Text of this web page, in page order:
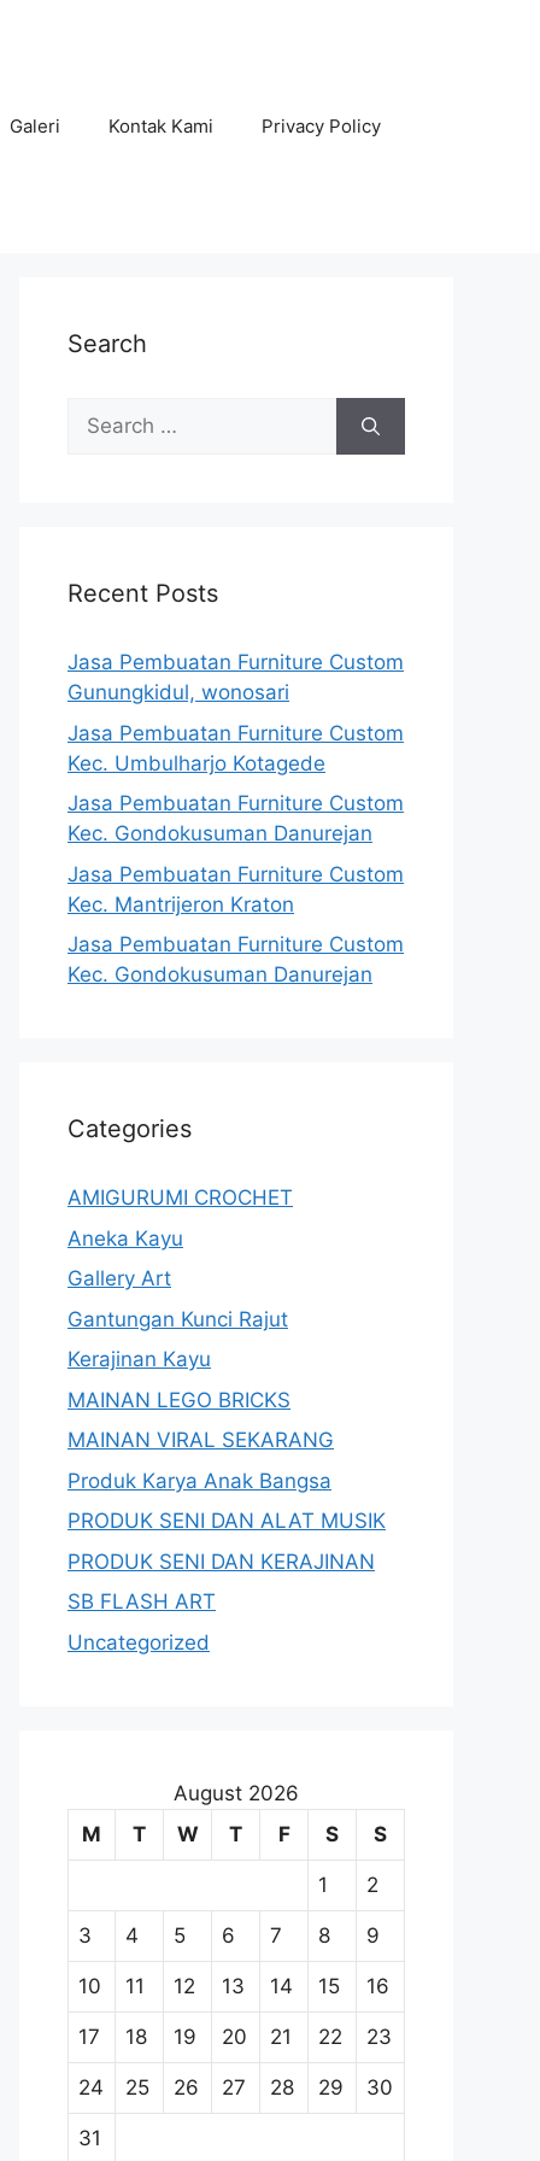
Galeri Kontak Kami Privacy Policy
Search
Search
for:
Recent Posts
Jasa Pembuatan Furniture Custom
Gunungkidul, wonosari
Jasa Pembuatan Furniture Custom
Kec. Umbulharjo Kotagede
Jasa Pembuatan Furniture Custom
Kec. Gondokusuman Danurejan
Jasa Pembuatan Furniture Custom
Kec. Mantrijeron Kraton
Jasa Pembuatan Furniture Custom
Kec. Gondokusuman Danurejan
Categories
AMIGURUMI CROCHET
Aneka Kayu
Gallery Art
Gantungan Kunci Rajut
Kerajinan Kayu
MAINAN LEGO BRICKS
MAINAN VIRAL SEKARANG
Produk Karya Anak Bangsa
PRODUK SENI DAN ALAT MUSIK
PRODUK SENI DAN KERAJINAN
SB FLASH ART
Uncategorized
August 2026
M
T W T F S S
1 2
3 4 5 6 7 8 9
10 11 12 13 14 15 16
17 18 19 20 21 22 23
24 25 26 27 28 29 30
31